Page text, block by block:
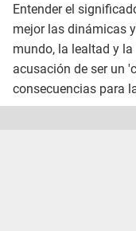
Entender el
mejor las dinámicas
mundo, la lealtad y
acusación de ser un
consecuencias para